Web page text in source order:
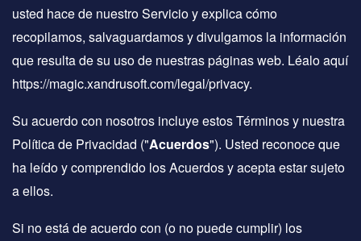
usted hace de nuestro Servicio y explica cómo
recopilamos, salvaguardamos y divulgamos la información
que resulta de su uso de nuestras páginas web. Léalo aquí
https://magic.xandrusoft.com/legal/privacy.
Su acuerdo con nosotros incluye estos Términos y nuestra
Política de Privacidad ("Acuerdos"). Usted reconoce que
ha leído y comprendido los Acuerdos y acepta estar sujeto
a ellos.
Si no está de acuerdo con (o no puede cumplir) los